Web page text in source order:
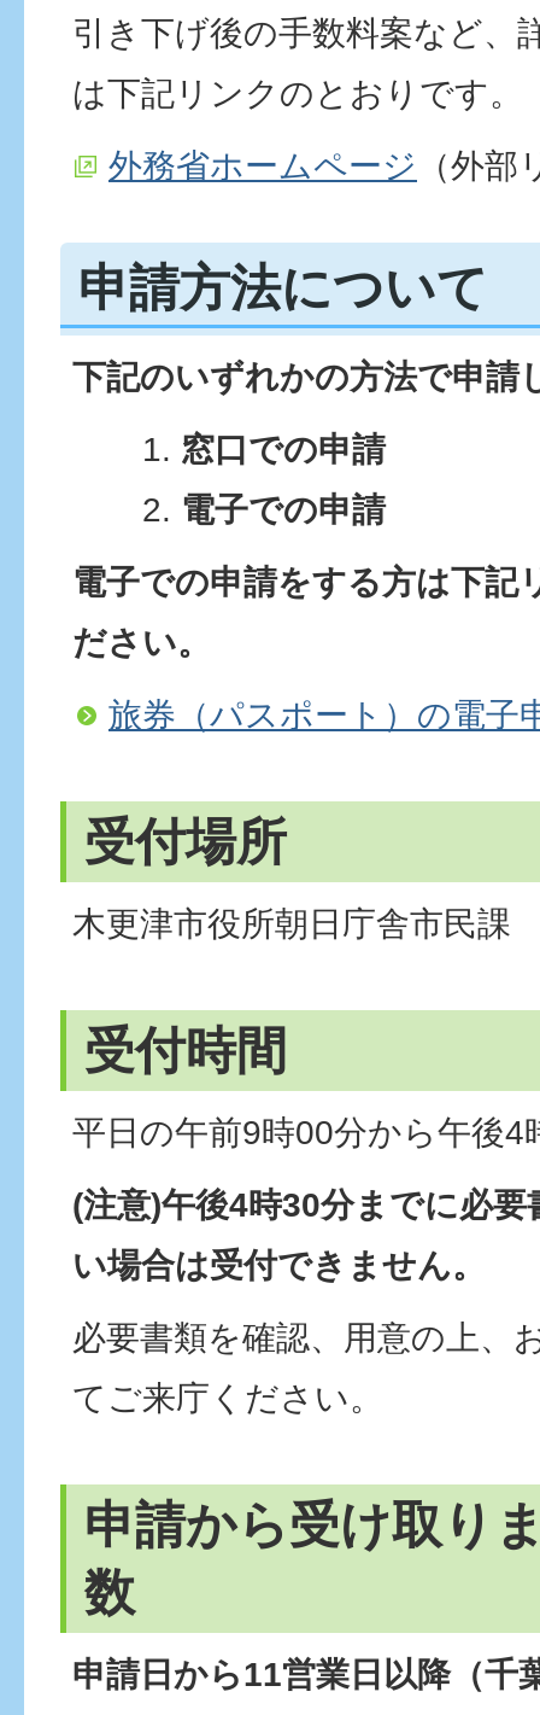
引き下げ後の手数料案など、
は下記リンクのとおりです。
外務省ホームページ （外部
申請方法について
下記のいずれかの方法で申請
窓口での申請
電子での申請
電子での申請をする方は下記
ださい。
旅券（パスポート）の電子
受付場所
木更津市役所朝日庁舎市民課
受付時間
平日の午前9時00分から午後4
(注意)午後4時30分までに必
い場合は受付できません。
必要書類を確認、用意の上、
てご来庁ください。
申請から受け取り
数
申請日から11営業日以降（千